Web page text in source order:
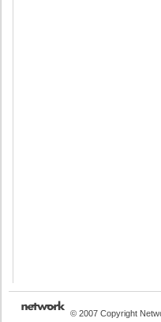
© 2007 Copyright